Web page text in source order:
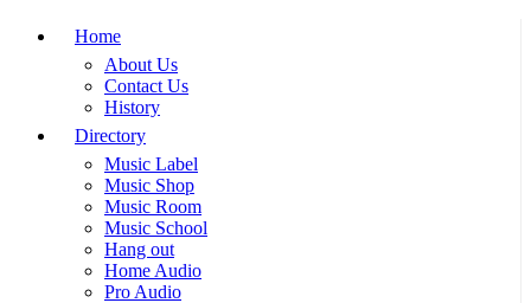
Home
About Us
Contact Us
History
Directory
Music Label
Music Shop
Music Room
Music School
Hang out
Home Audio
Pro Audio